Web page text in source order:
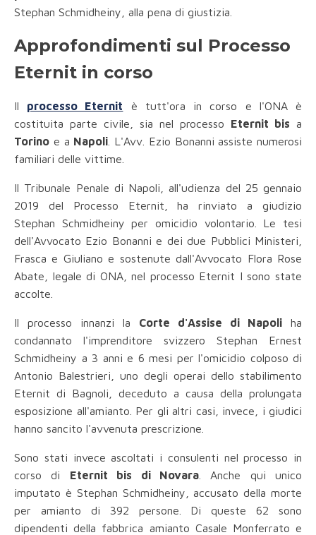
Stephan Schmidheiny, alla pena di giustizia.
Approfondimenti sul Processo
Eternit in corso
Il processo Eternit è tutt'ora in corso e l'ONA è
costituita parte civile, sia nel processo Eternit bis a
Torino e a Napoli . L'Avv. Ezio Bonanni assiste numerosi
familiari delle vittime.
Il Tribunale Penale di Napoli, all'udienza del 25 gennaio
2019 del Processo Eternit, ha rinviato a giudizio
Stephan Schmidheiny per omicidio volontario. Le tesi
dell'Avvocato Ezio Bonanni e dei due Pubblici Ministeri,
Frasca e Giuliano e sostenute dall'Avvocato Flora Rose
Abate, legale di ONA, nel processo Eternit I sono state
accolte.
Il processo innanzi la Corte d'Assise di Napoli ha
condannato l'imprenditore svizzero Stephan Ernest
Schmidheiny a 3 anni e 6 mesi per l'omicidio colposo di
Antonio Balestrieri, uno degli operai dello stabilimento
Eternit di Bagnoli, deceduto a causa della prolungata
esposizione all'amianto. Per gli altri casi, invece, i giudici
hanno sancito l'avvenuta prescrizione.
Sono stati invece ascoltati i consulenti nel processo in
corso di Eternit bis di Novara. Anche qui unico
imputato è Stephan Schmidheiny, accusato della morte
per amianto di 392 persone. Di queste 62 sono
dipendenti della fabbrica amianto Casale Monferrato e